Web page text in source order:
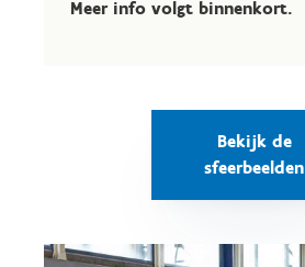
Meer info volgt binnenkort.
Bekijk de
sfeerbeelden